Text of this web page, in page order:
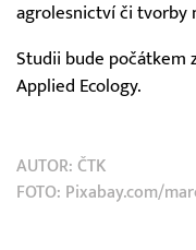
agrolesnictví či tvorby
Studii bude počátkem
Applied Ecology.
AUTOR: ČTK
FOTO: Pixabay.com/